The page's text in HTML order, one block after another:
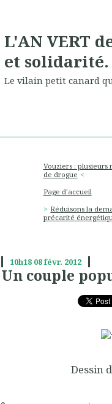
L'AN VERT
et solidarité.
Le vilain petit canard
Vouziers :
de drogue
Page d'accueil
Réduisons la
précarité
10h18 08févr. 2012
Un couple
Dessin